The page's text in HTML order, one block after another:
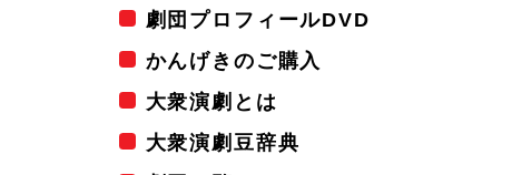
劇団プロフィールDVD
かんげきのご購入
大衆演劇とは
大衆演劇豆辞典